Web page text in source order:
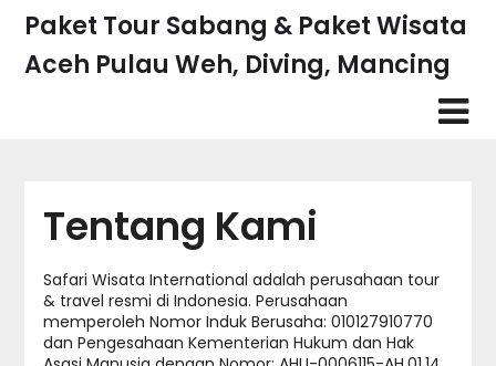
Skip
content
Paket Tour Sabang & Paket Wisata
Aceh Pulau Weh, Diving, Mancing
Tentang Kami
Safari Wisata International adalah perusahaan tour
& travel resmi di Indonesia. Perusahaan
memperoleh Nomor Induk Berusaha: 010127910770
dan Pengesahaan Kementerian Hukum dan Hak